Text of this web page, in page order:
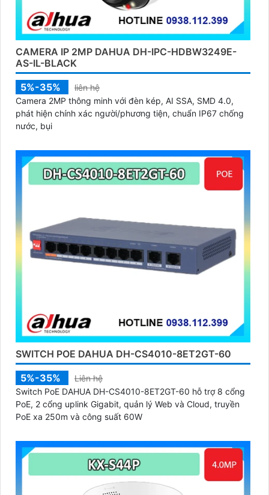
CAMERA IP 2MP DAHUA DH-IPC-HDBW3249E-
AS-IL-BLACK
5%-35%
liên hệ
Camera 2MP thông minh với đèn kép, AI SSA, SMD 4.0,
phát hiện chính xác người/phương tiện, chuẩn IP67 chống
nước, bụi
SWITCH POE DAHUA DH-CS4010-8ET2GT-60
5%-35%
Liên hệ
Switch PoE DAHUA DH-CS4010-8ET2GT-60 hỗ trợ 8 cổng
PoE, 2 cổng uplink Gigabit, quản lý Web và Cloud, truyền
PoE xa 250m và công suất 60W